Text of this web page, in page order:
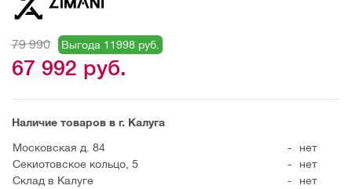
79 990 Выгода 11998 руб.
67 992 руб.
Наличие товаров в г. Калуга
Московская д. 84
-
нет
Секиотовское кольцо, 5
-
нет
Склад в Калуге
-
нет